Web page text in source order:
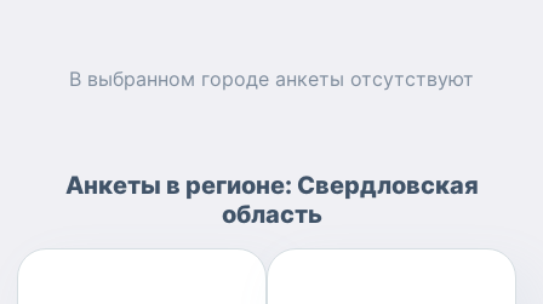
В выбранном городе анкеты отсутствуют
Анкеты в регионе: Свердловская
область